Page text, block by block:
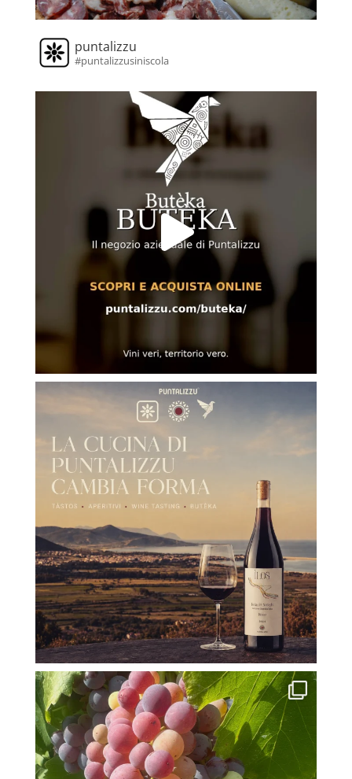
puntalizzu
#puntalizzusiniscola